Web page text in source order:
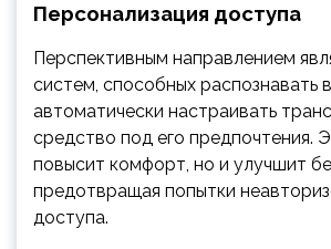
Персонализация доступа
Перспективным направлением
систем, способных распознавать
автоматически настраивать
средство под его предпочтения.
повысит комфорт, но и улучшит
предотвращая попытки
доступа.